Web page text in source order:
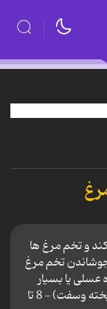
و تخم مرغ ها
تخم مرغ
یا بسیار
نرم) - 4 تا 6 دقیقه سفت جوشانده (زرده پخته وسفت) - 8 تا